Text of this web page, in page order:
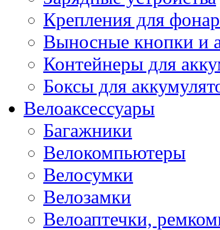
Крепления для
Выносные кнопки и
Контейнеры для
Боксы для
Велоаксессуары
Багажники
Велокомпьютеры
Велосумки
Велозамки
Велоаптечки,